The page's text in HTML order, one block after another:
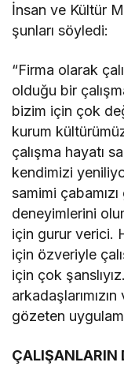
İnsan ve Kültür
şunları söyledi:
“Firma olarak
olduğu bir
bizim için çok
kurum
çalışma hayatı
kendimizi
samimi
deneyimlerini
için gurur verici.
için özveriyle
için çok
gözeten
ÇALIŞANLARIN